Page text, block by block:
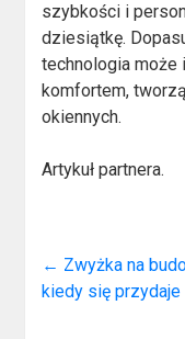
szybkości i
dziesiątkę.
technologia
komfortem,
okiennych.
Artykuł partnera.
← Zwyżka na
kiedy się